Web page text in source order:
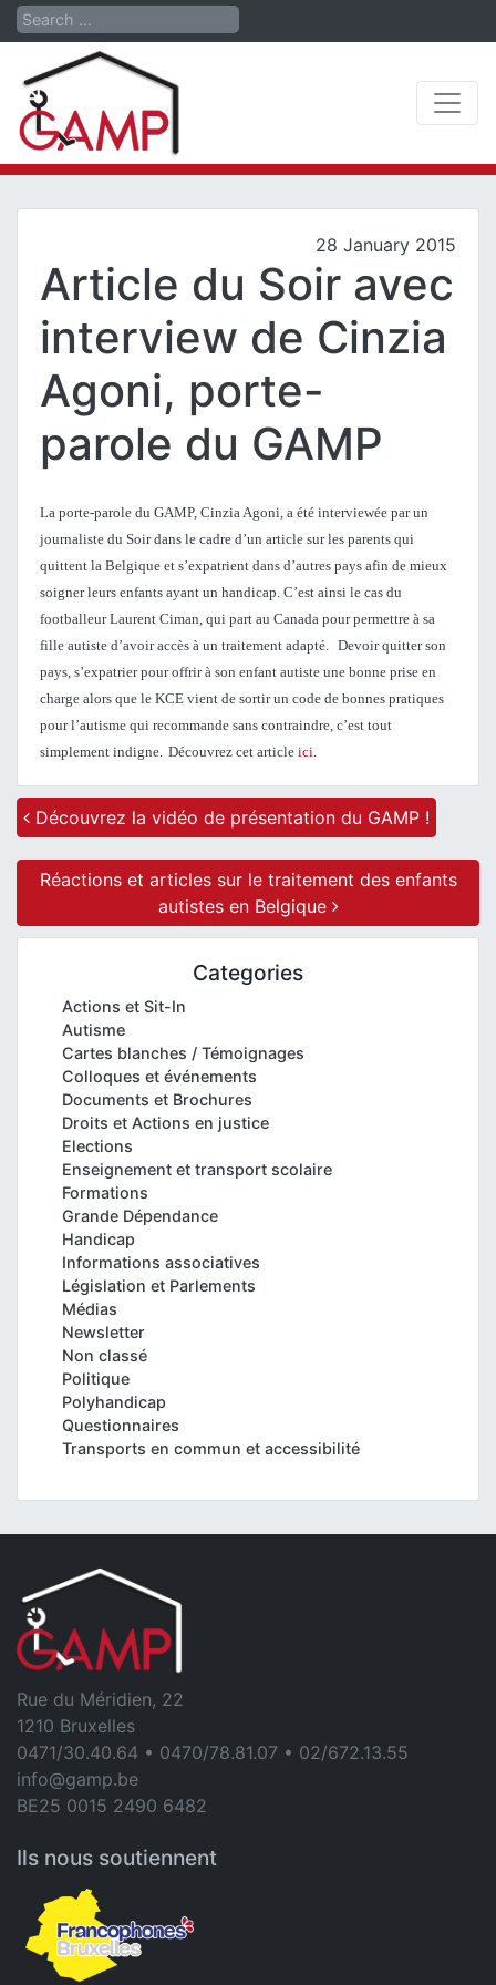
Search
28 January 2015
Article du Soir avec
interview de Cinzia
Agoni, porte-
parole du GAMP
La porte-parole du GAMP, Cinzia Agoni, a été interviewée par un
journaliste du Soir dans le cadre d’un article sur les parents qui
quittent la Belgique et s’expatrient dans d’autres pays afin de mieux
soigner leurs enfants ayant un handicap. C’est ainsi le cas du
footballeur Laurent Ciman, qui part au Canada pour permettre à sa
fille autiste d’avoir accès à un traitement adapté. Devoir quitter son
pays, s’expatrier pour offrir à son enfant autiste une bonne prise en
charge alors que le KCE vient de sortir un code de bonnes pratiques
pour l’autisme qui recommande sans contraindre, c’est tout
simplement indigne. Découvrez cet article ici.
Post navigation
Découvrez la vidéo de présentation du GAMP !
Réactions et articles sur le traitement des enfants
autistes en Belgique
Categories
Actions et Sit-In
Autisme
Cartes blanches / Témoignages
Colloques et événements
Documents et Brochures
Droits et Actions en justice
Elections
Enseignement et transport scolaire
Formations
Grande Dépendance
Handicap
Informations associatives
Législation et Parlements
Médias
Newsletter
Non classé
Politique
Polyhandicap
Questionnaires
Transports en commun et accessibilité
Rue du Méridien, 22
1210 Bruxelles
0471/30.40.64 • 0470/78.81.07 • 02/672.13.55
info@gamp.be
BE25 0015 2490 6482
Ils nous soutiennent